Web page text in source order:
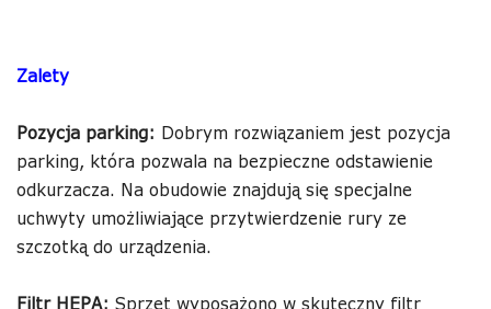
Zalety
Pozycja parking: Dobrym rozwiązaniem jest pozycja
parking, która pozwala na bezpieczne odstawienie
odkurzacza. Na obudowie znajdują się specjalne
uchwyty umożliwiające przytwierdzenie rury ze
szczotką do urządzenia.
Filtr HEPA: Sprzęt wyposażono w skuteczny filtr